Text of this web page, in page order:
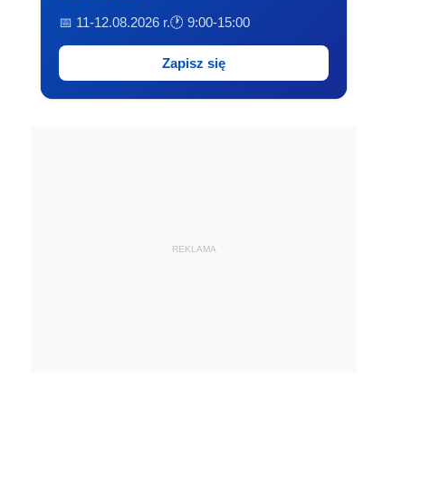
📅 11-12.08.2026 r.🕐 9:00-15:00
Zapisz się
REKLAMA